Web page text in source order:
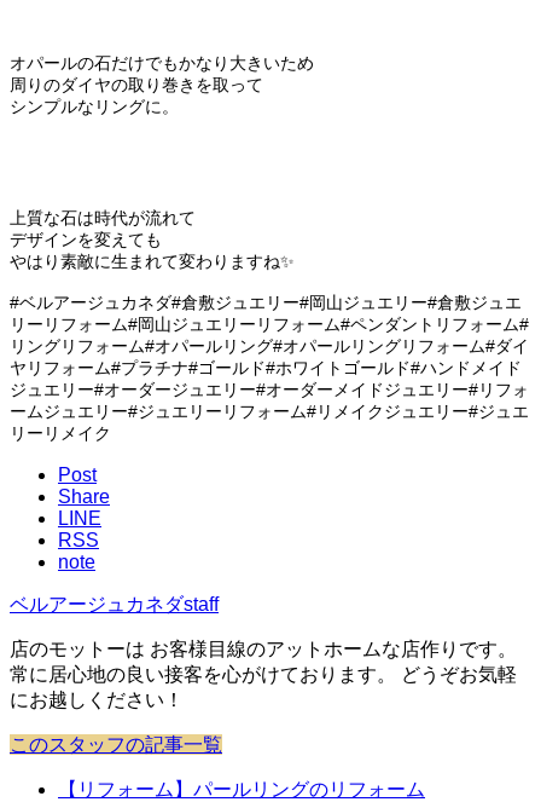
オパールの石だけでもかなり大きいため
周りのダイヤの取り巻きを取って
シンプルなリングに。
上質な石は時代が流れて
デザインを変えても
やはり素敵に生まれて変わりますね✨
#ベルアージュカネダ#倉敷ジュエリー#岡山ジュエリー#倉敷ジュエ
リーリフォーム#岡山ジュエリーリフォーム#ペンダントリフォーム#
リングリフォーム#オパールリング#オパールリングリフォーム#ダイ
ヤリフォーム#プラチナ#ゴールド#ホワイトゴールド#ハンドメイド
ジュエリー#オーダージュエリー#オーダーメイドジュエリー#リフォ
ームジュエリー#ジュエリーリフォーム#リメイクジュエリー#ジュエ
リーリメイク
Post
Share
LINE
RSS
note
ベルアージュカネダstaff
店のモットーは お客様目線のアットホームな店作りです。
常に居心地の良い接客を心がけております。 どうぞお気軽
にお越しください！
このスタッフの記事一覧
【リフォーム】パールリングのリフォーム